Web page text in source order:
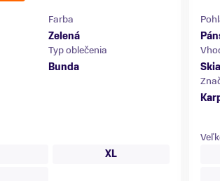
Farba
Zelená
Typ oblečenia
Bunda
XL